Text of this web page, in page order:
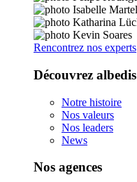
Rencontrez nos experts
Découvrez albedis
Notre histoire
Nos valeurs
Nos leaders
News
Nos agences